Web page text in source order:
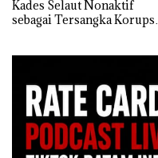
Kades Selaut Nonaktif
sebagai Tersangka Korupsi